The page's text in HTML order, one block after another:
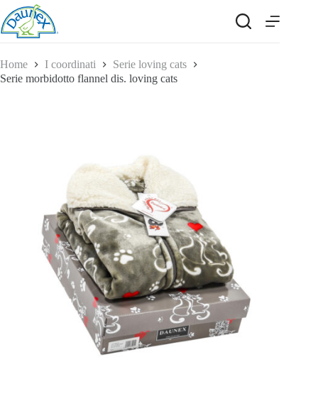
Salta
al
contenuto
Home I coordinati
Serie loving cats
Serie morbidotto flannel dis. loving cats